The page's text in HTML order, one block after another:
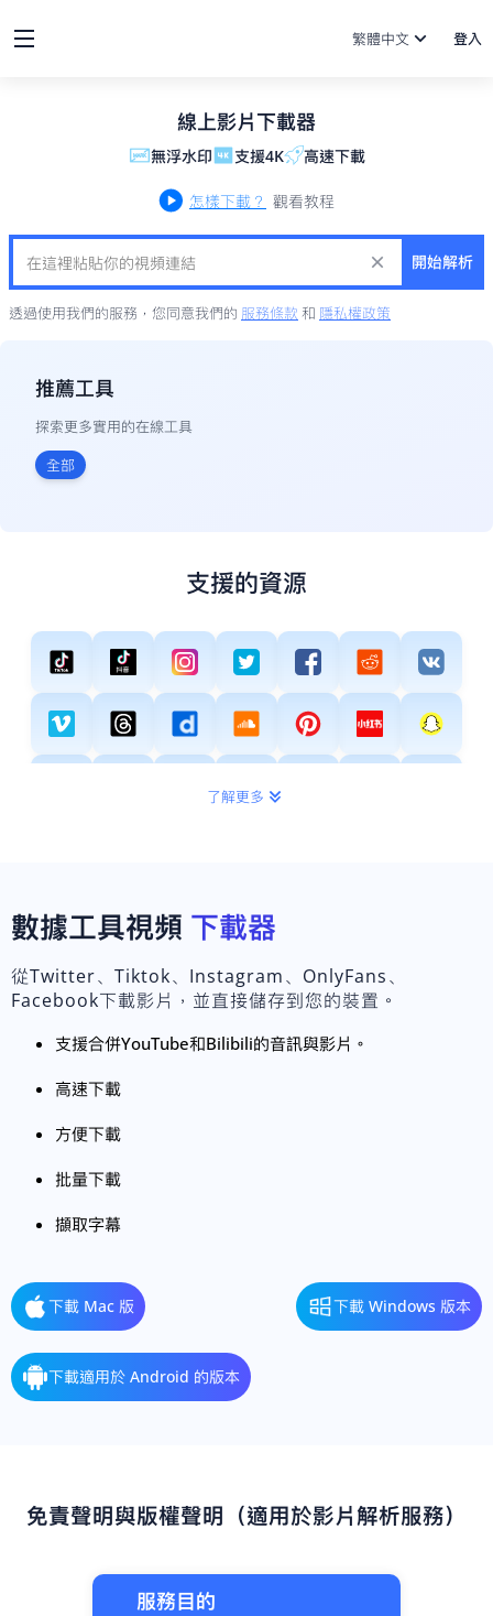
繁體中文 登入
線上影片下載器
無浮水印 支援4K 高速下載
怎樣下載？ 觀看教程
開始解析
透過使用我們的服務，您同意我們的 服務條款 和 隱私權政策
推薦工具
探索更多實用的在線工具
全部
支援的資源
了解更多
數據工具視頻 下載器
從Twitter、Tiktok、Instagram、OnlyFans、
Facebook下載影片，並直接儲存到您的裝置。
支援合併YouTube和Bilibili的音訊與影片。
高速下載
方便下載
批量下載
擷取字幕
下載 Mac 版 下載 Windows 版本
下載適用於 Android 的版本
免責聲明與版權聲明（適用於影片解析服務）
服務目的